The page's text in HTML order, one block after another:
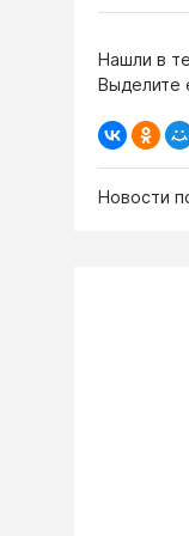
Нашли в
Выделите
Новости